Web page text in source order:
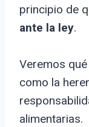
principio de
ante la ley.
Veremos
como la
alimentarias.